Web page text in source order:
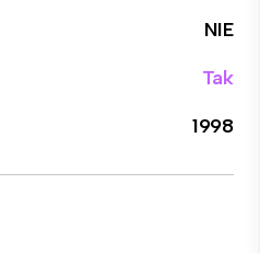
NIE
Tak
1998